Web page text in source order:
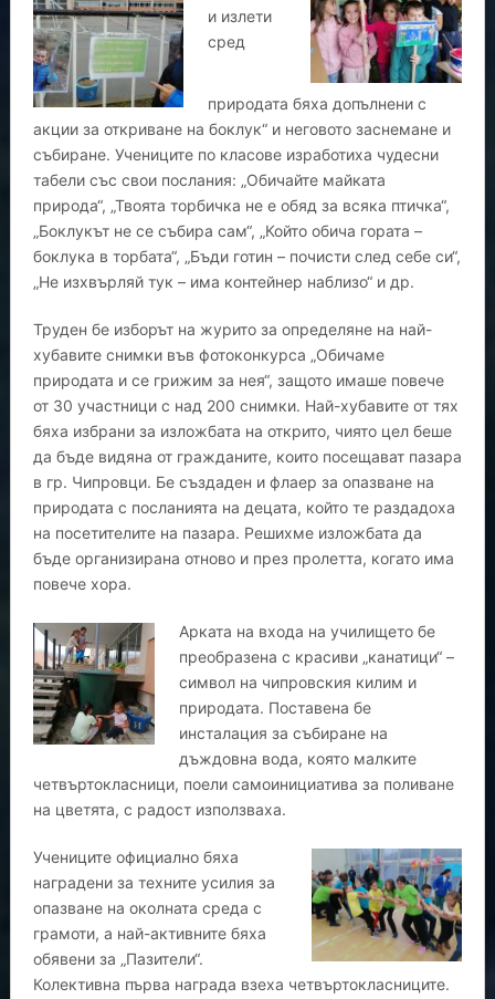
и излети
сред
природата бяха допълнени с
акции за откриване на боклук“ и неговото заснемане и
събиране. Учениците по класове изработиха чудесни
табели със свои послания: „Обичайте майката
природа“, „Твоята торбичка не е обяд за всяка птичка“,
„Боклукът не се събира сам“, „Който обича гората –
боклука в торбата“, „Бъди готин – почисти след себе си“,
„Не изхвърляй тук – има контейнер наблизо“ и др.
Труден бе изборът на журито за определяне на най-
хубавите снимки във фотоконкурса „Обичаме
природата и се грижим за нея“, защото имаше повече
от 30 участници с над 200 снимки. Най-хубавите от тях
бяха избрани за изложбата на открито, чиято цел беше
да бъде видяна от гражданите, които посещават пазара
в гр. Чипровци. Бе създаден и флаер за опазване на
природата с посланията на децата, който те раздадоха
на посетителите на пазара. Решихме изложбата да
бъде организирана отново и през пролетта, когато има
повече хора.
Арката на входа на училището бе
преобразена с красиви „канатици“ –
символ на чипровския килим и
природата. Поставена бе
инсталация за събиране на
дъждовна вода, която малките
четвъртокласници, поели самоинициатива за поливане
на цветята, с радост използваха.
Учениците официално бяха
наградени за техните усилия за
опазване на околната среда с
грамоти, а най-активните бяха
обявени за „Пазители“.
Колективна първа награда взеха четвъртокласниците.